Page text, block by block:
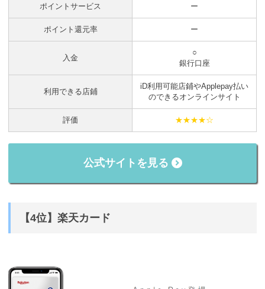
ポイントサービス ー
ポイント還元率 ー
入金
○
銀行口座
利用できる店鋪
iD利用可能店鋪やApplepay払い
のできるオンラインサイト
評価 ★★★★☆
公式サイトを見る
【4位】楽天カード